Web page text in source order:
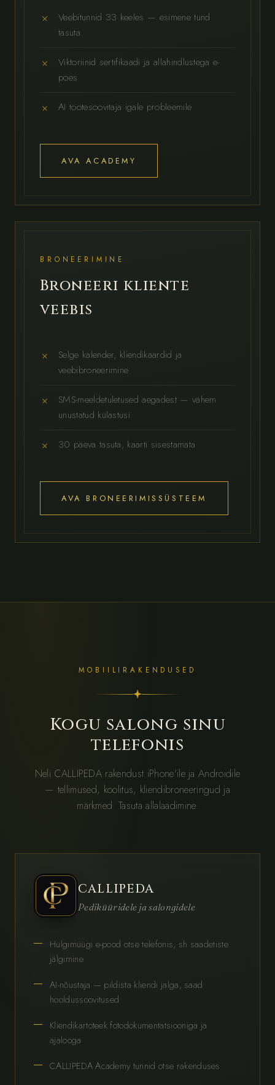
Veebitunnid 33 keeles — esimene tund
tasuta
Viktoriinid sertifikaadi ja allahindlustega e-
poes
AI tootesoovitaja igale probleemile
AVA ACADEMY
BRONEERIMINE
Broneeri kliente
veebis
Selge kalender, kliendikaardid ja
veebibroneerimine
SMS-meeldetuletused aegadest — vähem
unustatud külastusi
30 päeva tasuta, kaarti sisestamata
AVA BRONEERIMISSÜSTEEM
MOBIILIRAKENDUSED
Kogu salong sinu
telefonis
Neli CALLIPEDA rakendust iPhone'ile ja Androidile
— tellimused, koolitus, kliendibroneeringud ja
märkmed. Tasuta allalaadimine.
CALLIPEDA
Pediküüridele ja salongidele
Hulgimüügi e-pood otse telefonis, sh saadetiste
jälgimine
AI-nõustaja — pildista kliendi jalga, saad
hooldussoovitused
Kliendikartoteek fotodokumentatsiooniga ja
ajalooga
CALLIPEDA Academy tunnid otse rakenduses